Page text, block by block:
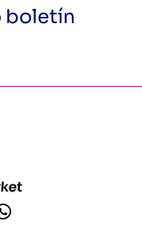
boletín